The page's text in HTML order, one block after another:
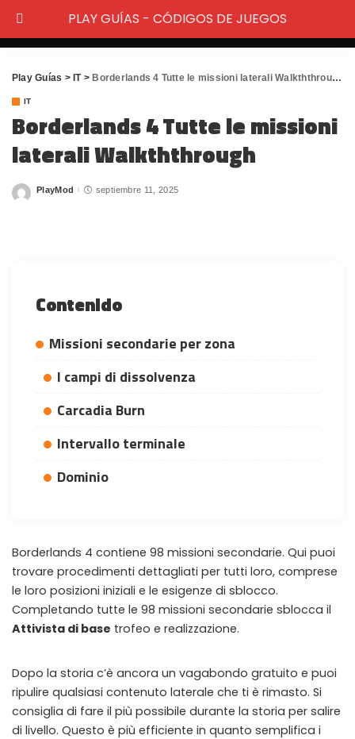
WHY JOIN THE CHANNEL?
ALL PERKS — ZERO NOISE • 100% FREE
Play Guías > IT> Borderlands 4 Tutte le missioni laterali Walkththrough
IT
Borderlands 4 Tutte le missioni
laterali Walkththrough
Posted
PlayMod septiembre 11, 2025
Contenido
Missioni secondarie per zona
I campi di dissolvenza
Carcadia Burn
Intervallo terminale
Dominio
Borderlands 4 contiene 98 missioni secondarie. Qui puoi
trovare procedimenti dettagliati per tutti loro, comprese
le loro posizioni iniziali e le esigenze di sblocco.
Completando tutte le 98 missioni secondarie sblocca il
Attivista di base trofeo e realizzazione.
Dopo la storia c’è ancora un vagabondo gratuito e puoi
ripulire qualsiasi contenuto laterale che ti è rimasto. Si
consiglia di fare il più possibile durante la storia per salire
di livello. Questo è più efficiente in quanto semplifica i
PLAY GUÍAS - CÓDIGOS DE JUEGOS